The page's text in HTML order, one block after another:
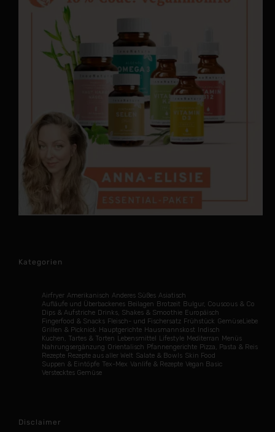
Kategorien
Airfryer Amerikanisch Anderes Süßes Asiatisch
Aufläufe und Überbackenes Beilagen Brotzeit Bulgur, Couscous & Co
Dips & Aufstriche Drinks, Shakes & Smoothie Europäisch
Fingerfood & Snacks Fleisch- und Fischersatz Frühstück GemüseLiebe
Grillen & Picknick Hauptgerichte Hausmannskost Indisch
Kuchen, Tartes & Torten Lebensmittel Lifestyle Mediterran Menüs
Nahrungsergänzung Orientalisch Pfannengerichte Pizza, Pasta & Reis
Rezepte Rezepte aus aller Welt Salate & Bowls Skin Food
Suppen & Eintöpfe Tex-Mex Vanlife & Rezepte Vegan Basic
Verstecktes Gemüse
Disclaimer